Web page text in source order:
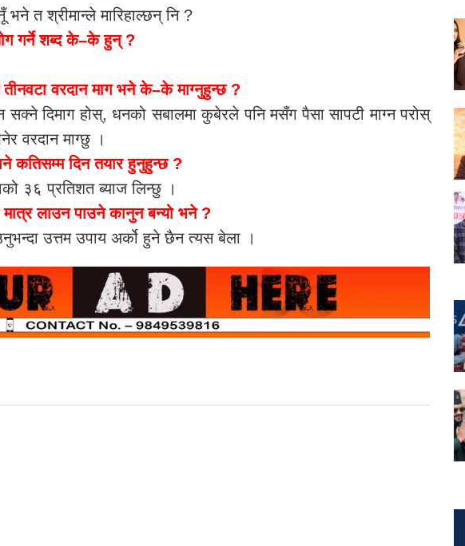
त श्रीमान्ले मारिहाल्छन् नि ?
गर्ने शब्द के–के हुन् ?
वरदान माग भने के–के माग्नुहुन्छ ?
दिमाग होस्, धनको सबालमा कुबेरले पनि मसँग पैसा सापटी माग्न परोस्
वरदान माग्छु ।
कतिसम्म दिन तयार हुनुहुन्छ ?
३६ प्रतिशत ब्याज लिन्छु ।
मात्र लाउन पाउने कानुन बन्यो भने ?
उत्तम उपाय अर्को हुने छैन त्यस बेला ।